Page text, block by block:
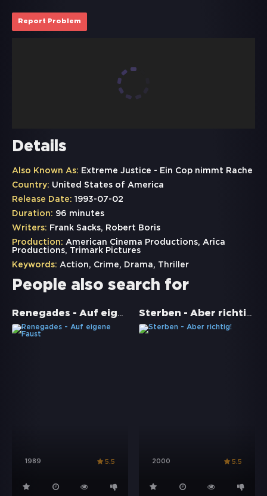
Report Problem
Details
Also Known As: Extreme Justice - Ein Cop nimmt Rache
Country: United States of America
Release Date: 1993-07-02
Duration: 96 minutes
Writers: Frank Sacks, Robert Boris
Production: American Cinema Productions, Arica
Productions, Trimark Pictures
Keywords: Action, Crime, Drama, Thriller
People also search for
Renegades - Auf eigene Faust
1989 5.5
Sterben - Aber richtig!
2000 5.5